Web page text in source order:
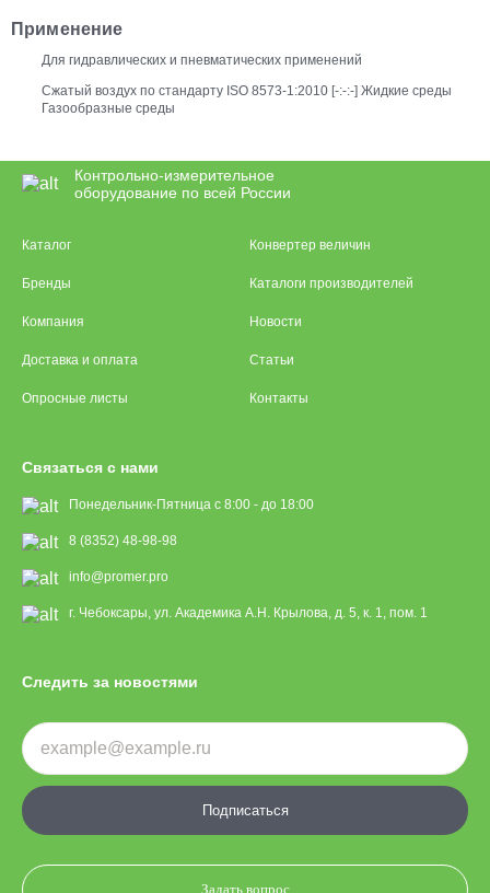
Применение
Для гидравлических и пневматических применений
Сжатый воздух по стандарту ISO 8573-1:2010 [-:-:-] Жидкие среды
Газообразные среды
Контрольно-измерительное
оборудование по всей России
Каталог
Бренды
Компания
Доставка и оплата
Опросные листы
Конвертер величин
Каталоги производителей
Новости
Статьи
Контакты
Связаться с нами
Понедельник-Пятница с 8:00 - до 18:00
8 (8352) 48-98-98
info@promer.pro
г. Чебоксары, ул. Академика А.Н. Крылова, д. 5, к. 1, пом. 1
Следить за новостями
Подписаться
Задать вопрос